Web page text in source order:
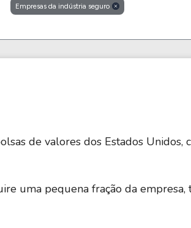
Empresas da indústria seguro
de valores dos Estados Unidos,
uma pequena fração da